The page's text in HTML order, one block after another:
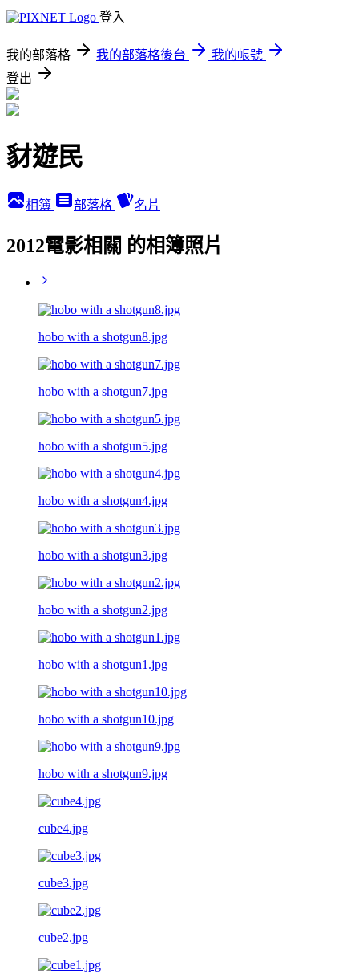
登入
我的部落格 我的部落格後台
我的帳號
登出
豺遊民
相簿 部落格 名片
2012電影相關 的相簿照片
hobo with a shotgun8.jpg
hobo with a shotgun7.jpg
hobo with a shotgun5.jpg
hobo with a shotgun4.jpg
hobo with a shotgun3.jpg
hobo with a shotgun2.jpg
hobo with a shotgun1.jpg
hobo with a shotgun10.jpg
hobo with a shotgun9.jpg
cube4.jpg
cube3.jpg
cube2.jpg